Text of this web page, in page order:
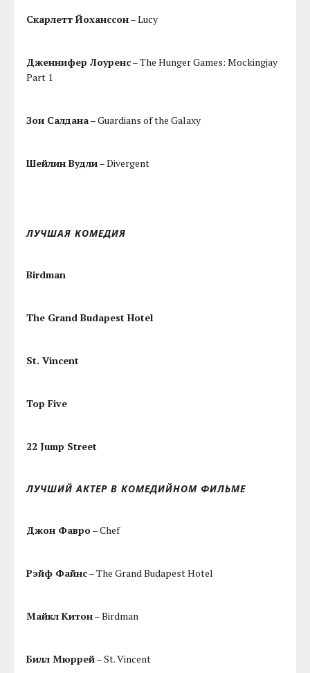
Скарлетт Йоханссон– Lucy
Дженнифер Лоуренс– The Hunger Games: Mockingjay
Part 1
Зои Салдана– Guardians of the Galaxy
Шейлин Вудли– Divergent
ЛУЧШАЯ КОМЕДИЯ
Birdman
The Grand Budapest Hotel
St. Vincent
Top Five
22 Jump Street
ЛУЧШИЙ АКТЕР В КОМЕДИЙНОМ ФИЛЬМЕ
Джон Фавро– Chef
Рэйф Файнс– The Grand Budapest Hotel
Майкл Китон– Birdman
Билл Мюррей– St. Vincent